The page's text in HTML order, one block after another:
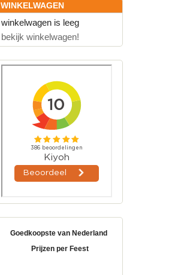
WINKELWAGEN
winkelwagen is leeg
bekijk winkelwagen!
Goedkoopste van Nederland
Prijzen per Feest